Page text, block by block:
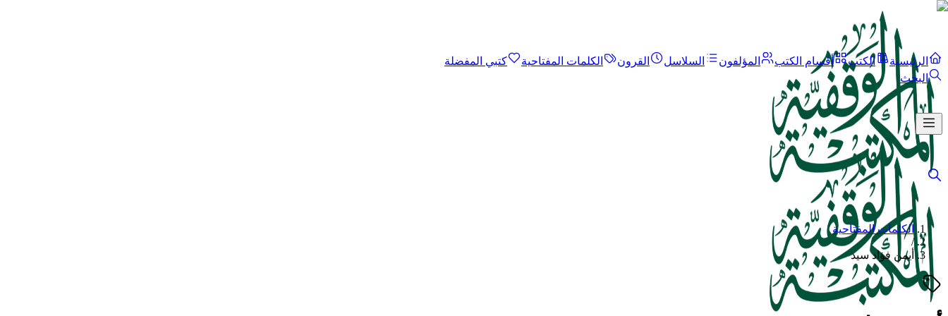
الرئيسية الكتب أقسام الكتب المؤلفون السلاسل القرون الكلمات المفتاحية
كتبي المفضلة
البحث
الكلمات المفتاحية
/
أيمن فؤاد سيد